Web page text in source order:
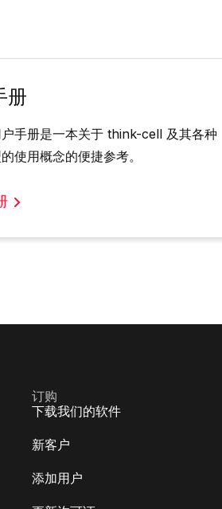
册
手册是一本关于 think-cell 及其各种
使用概念的便捷参考。
订购
下载我们的软件
新客户
添加用户